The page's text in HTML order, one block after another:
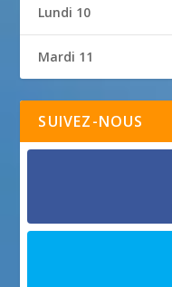
Lundi 10
Mardi 11
SUIVEZ-NOUS